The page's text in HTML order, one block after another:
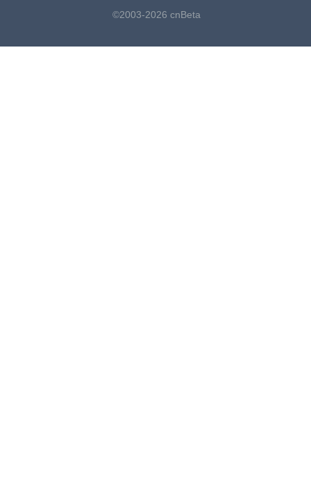
©2003-2026 cnBeta